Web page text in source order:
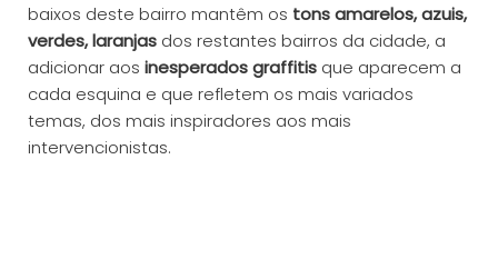
baixos deste bairro mantêm os tons amarelos, azuis,
verdes, laranjas dos restantes bairros da cidade, a
adicionar aos inesperados graffitis que aparecem a
cada esquina e que refletem os mais variados
temas, dos mais inspiradores aos mais
intervencionistas.